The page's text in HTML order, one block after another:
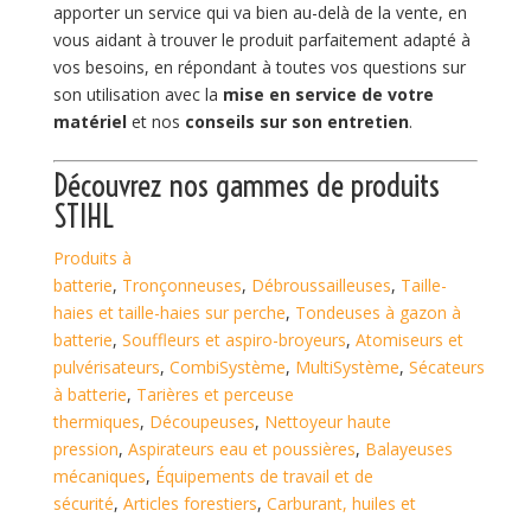
apporter un service qui va bien au-delà de la vente, en
vous aidant à trouver le produit parfaitement adapté à
vos besoins, en répondant à toutes vos questions sur
son utilisation avec la mise en service de votre
matérielet nos conseils sur son entretien.
Découvrez nos gammes de produits
STIHL
Produits à
batterie, Tronçonneuses, Débroussailleuses, Taille-
haies et taille-haies sur perche, Tondeuses à gazon à
batterie, Souffleurs et aspiro-broyeurs, Atomiseurs et
pulvérisateurs, CombiSystème, MultiSystème, Sécateurs
à batterie, Tarières et perceuse
thermiques, Découpeuses, Nettoyeur haute
pression, Aspirateurs eau et poussières, Balayeuses
mécaniques, Équipements de travail et de
sécurité, Articles forestiers, Carburant, huiles et